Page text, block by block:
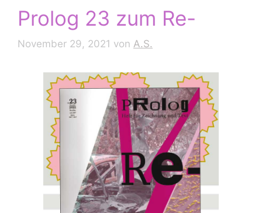
Prolog 23 zum Re-
November 29, 2021 von A.S.